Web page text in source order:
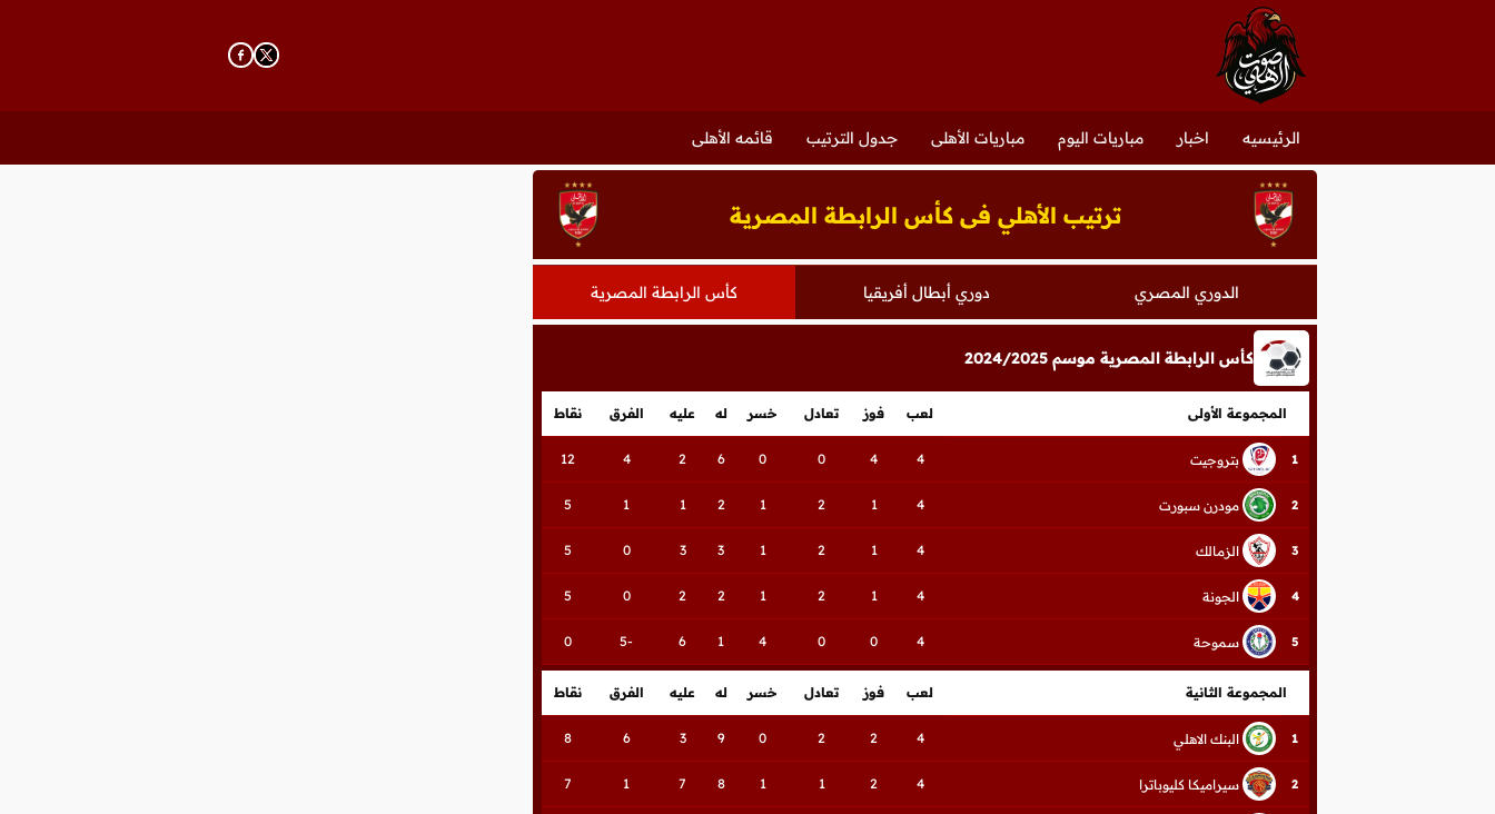
الرئيسيه اخبار مباريات اليوم مباريات الأهلى جدول الترتيب قائمه الأهلى
ترتيب الأهلي فى كأس الرابطة المصرية
الدوري المصري دوري أبطال أفريقيا كأس الرابطة المصرية
كأس الرابطة المصرية موسم 2024/2025
المجموعة الأولى لعب فوز تعادل خسر له عليه الفرق نقاط
1 بتروجيت 4
4
0
0
6
2
4
12
2 مودرن سبورت 4
1
2
1
2
1
1
5
3 الزمالك 4
1
2
1
3
3
0
5
4 الجونة 4
1
2
1
2
2
0
5
5 سموحة 4
0
0
4
1
6
-5
0
المجموعة الثانية لعب فوز تعادل خسر له عليه الفرق نقاط
1 البنك الاهلي 4
2
2
0
9
3
6
8
2 سيراميكا كليوباترا 4
2
1
1
8
7
1
7